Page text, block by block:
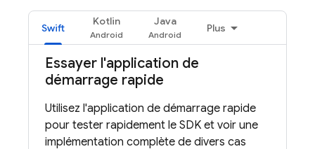
Swift
Kotlin Java
Plus
Essayer l'application de
démarrage rapide
Utilisez l'application de démarrage rapide
pour tester rapidement le SDK et voir une
implémentation complète de divers cas